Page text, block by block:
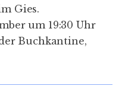
Gies.
um 19:30 Uhr
Buchkantine,